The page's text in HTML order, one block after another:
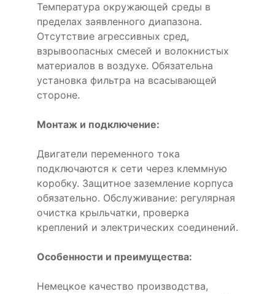
Температура окружающей среды в
пределах заявленного диапазона.
Отсутствие агрессивных сред,
взрывоопасных смесей и волокнистых
материалов в воздухе. Обязательна
установка фильтра на всасывающей
стороне.
Монтаж и подключение:
Двигатели переменного тока
подключаются к сети через клеммную
коробку. Защитное заземление корпуса
обязательно. Обслуживание: регулярная
очистка крыльчатки, проверка
креплений и электрических соединений.
Особенности и преимущества:
Немецкое качество производства,